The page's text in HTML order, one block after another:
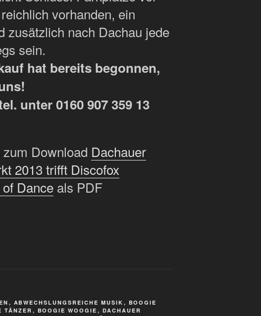
vorhanden, ein
zusätzlich nach Dachau jede
sein.
hat bereits begonnen,
unter 0160 907 359 13
Download Dachauer
2013 trifft Discofox
Dance als PDF
, ABWECHSLUNGSREICHE MUSIK , BOOGIE
TÄNZER , BOOGIE WOOGIE , DACHAUER